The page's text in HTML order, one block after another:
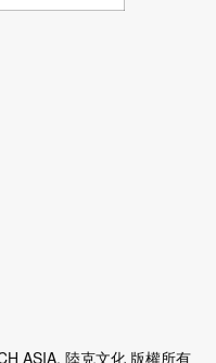
ASIA. 陸克文化 版權所有